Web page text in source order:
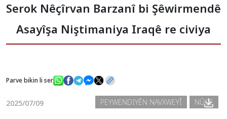
Cîgirên Serok
Stafê Serokatiyê
Sazî
Nûçe
Serok Nêçîrvan Barzanî bi Şêwirmendê
Asayîşa Niştimaniya Iraqê re civiya
Parve bikin li ser
2025/07/09 NÛÇE
PEYWENDIYÊN NAVXWEYÎ